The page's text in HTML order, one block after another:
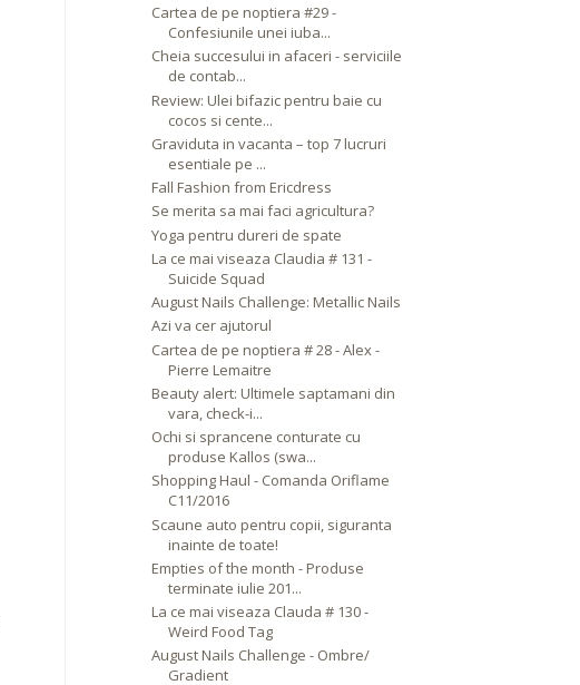
Cartea de pe noptiera #29 -
Confesiunile unei iuba...
Cheia succesului in afaceri - serviciile
de contab...
Review: Ulei bifazic pentru baie cu
cocos si cente...
Graviduta in vacanta – top 7 lucruri
esentiale pe ...
Fall Fashion from Ericdress
Se merita sa mai faci agricultura?
Yoga pentru dureri de spate
La ce mai viseaza Claudia # 131 -
Suicide Squad
August Nails Challenge: Metallic Nails
Azi va cer ajutorul
Cartea de pe noptiera # 28 - Alex -
Pierre Lemaitre
Beauty alert: Ultimele saptamani din
vara, check-i...
Ochi si sprancene conturate cu
produse Kallos (swa...
Shopping Haul - Comanda Oriflame
C11/2016
Scaune auto pentru copii, siguranta
inainte de toate!
Empties of the month - Produse
terminate iulie 201...
La ce mai viseaza Clauda # 130 -
Weird Food Tag
August Nails Challenge - Ombre/
Gradient